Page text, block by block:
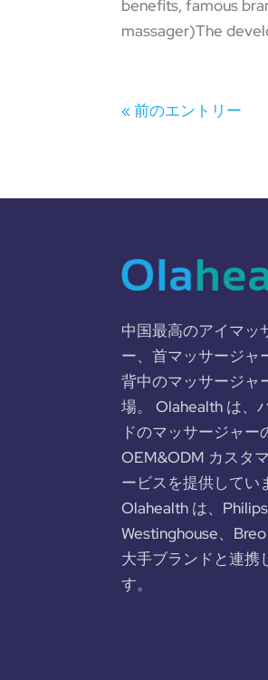
benefits, famous
massager)The
« 前のエントリー
中国最高のアイマッ
ー、首マッサージャ
背中のマッサージャ
場。 Olahealth は、
ドのマッサージャー
OEM&ODM カスタ
ービスを提供してい
Olahealth は、Philips
Westinghouse、
大手ブランドと連携
す。